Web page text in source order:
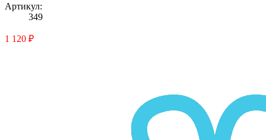
Артикул:
349
1 120 ₽